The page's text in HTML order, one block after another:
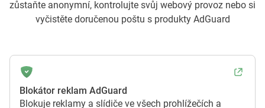
zůstaňte anonymní, kontrolujte svůj webový provoz nebo si
vyčistěte doručenou poštu s produkty AdGuard
Blokátor reklam AdGuard
Blokuje reklamy a slídiče ve všech prohlížečích a